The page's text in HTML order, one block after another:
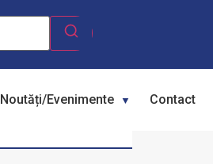
Noutăți/Evenimente Contact